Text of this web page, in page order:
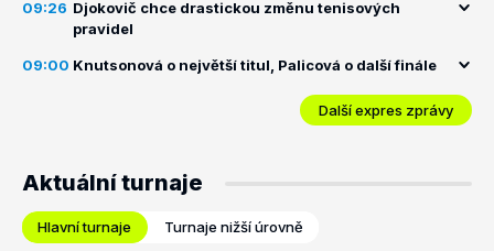
09:26 Djokovič chce drastickou změnu tenisových
pravidel
09:00 Knutsonová o největší titul, Palicová o další finále
Další expres zprávy
Aktuální turnaje
Hlavní turnaje Turnaje nižší úrovně